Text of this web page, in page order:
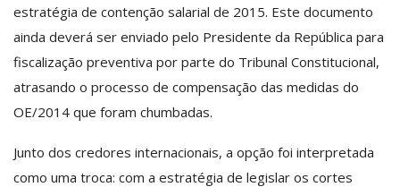
estratégia de contenção salarial de 2015. Este documento
ainda deverá ser enviado pelo Presidente da República para
fiscalização preventiva por parte do Tribunal Constitucional,
atrasando o processo de compensação das medidas do
OE/2014 que foram chumbadas.
Junto dos credores internacionais, a opção foi interpretada
como uma troca: com a estratégia de legislar os cortes